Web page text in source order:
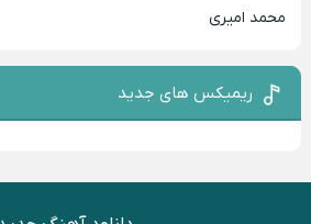
محمد امیری
ریمیکس های جدید